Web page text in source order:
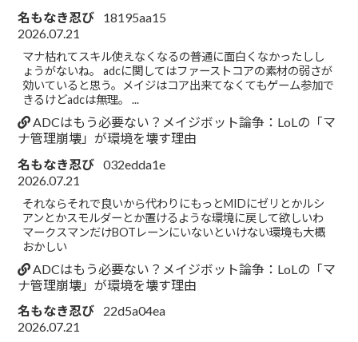
名もなき忍び
18195aa15
2026.07.21
マナ枯れてスキル使えなくなるの普通に面白くなかったしし
ょうがないね。 adcに関してはファーストコアの素材の弱さが
効いていると思う。メイジはコア出来てなくてもゲーム参加で
きるけどadcは無理。 ...
ADCはもう必要ない？メイジボット論争：LoLの「マ
ナ管理崩壊」が環境を壊す理由
名もなき忍び 032edda1e
2026.07.21
それならそれで良いから代わりにもっとMIDにゼリとかルシ
アンとかスモルダーとか置けるような環境に戻して欲しいわ
マークスマンだけBOTレーンにいないといけない環境も大概
おかしい
ADCはもう必要ない？メイジボット論争：LoLの「マ
ナ管理崩壊」が環境を壊す理由
名もなき忍び
22d5a04ea
2026.07.21